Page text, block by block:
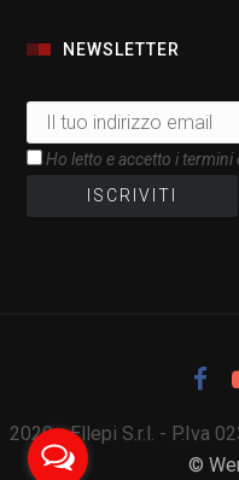
NEWSLETTER
Ho letto e accetto i
2020 - Ellepi S.r.l. - P.Iva
©